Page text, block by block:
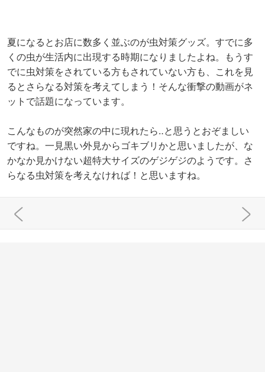
夏になるとお店に数多く並ぶのが虫対策グッズ。すでに多
くの虫が生活内に出現する時期になりましたよね。もうす
でに虫対策をされている方もされていない方も、これを見
るとさらなる対策を考えてしまう！そんな衝撃の動画がネ
ットで話題になっています。
こんなものが突然家の中に現れたら‥と思うとおぞましい
ですね。一見黒い外見からゴキブリかと思いましたが、な
かなか見かけない超特大サイズのゲジゲジのようです。さ
らなる虫対策を考えなければ！と思いますね。